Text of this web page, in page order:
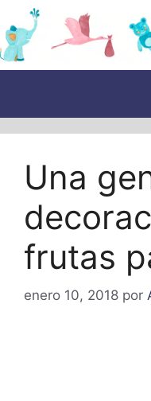
Saltar
al
contenido
Una
frutas
enero 10, 2018 por